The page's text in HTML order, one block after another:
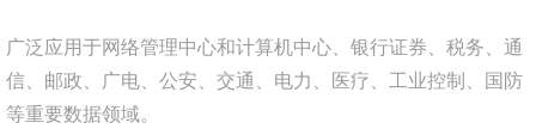
广泛应用于网络管理中心和计算机中心、银行证券、税务、通
信、邮政、广电、公安、交通、电力、医疗、工业控制、国防
等重要数据领域。